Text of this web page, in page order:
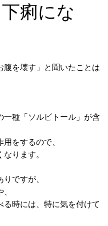
痢にな
を壊す」 と聞いたことは
一種 「ソルビトール」 が含
をするので、
ります。
ですが、
る時には、特に気を付けて